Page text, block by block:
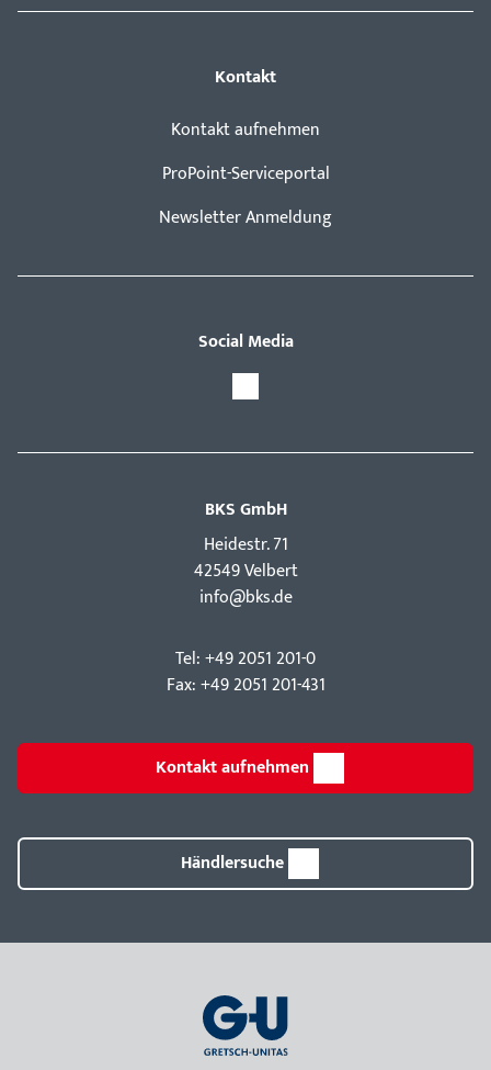
Kontakt
Kontakt aufnehmen
ProPoint-Serviceportal
Newsletter Anmeldung
Social Media
BKS GmbH
Hei­destr. 71
42549 Velbert
info@bks.de
Tel: +49 2051 201-0
Fax: +49 2051 201-431
Kontakt aufnehmen
Händlersuche